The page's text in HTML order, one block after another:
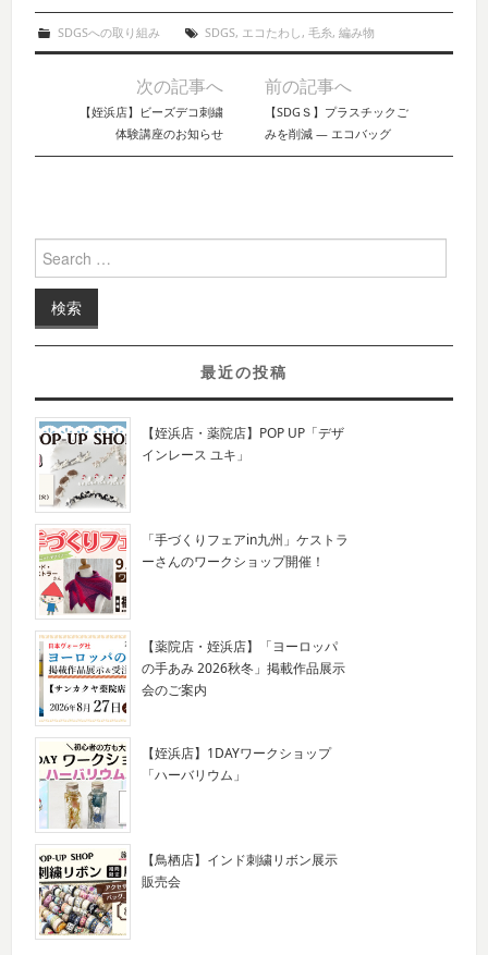
SDGSへの取り組み SDGS, エコたわし ,毛糸,編み物
Post navigation
次の記事へ
【姪浜店】ビーズデコ刺繍
体験講座のお知らせ
前の記事へ
【SDGＳ】プラスチックご
みを削減 ― エコバッグ
Search for:
最近の投稿
【姪浜店・薬院店】POP UP「デザ
インレース ユキ」
「手づくりフェアin九州」ケストラ
ーさんのワークショップ開催！
【薬院店・姪浜店】「ヨーロッパ
の手あみ 2026秋冬」掲載作品展示
会のご案内
【姪浜店】1DAYワークショップ
「ハーバリウム」
【鳥栖店】インド刺繍リボン展示
販売会